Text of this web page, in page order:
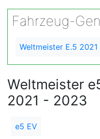
Fahrzeug-
Weltmeister E.5
Weltmeister
2021 - 2023
e5 EV